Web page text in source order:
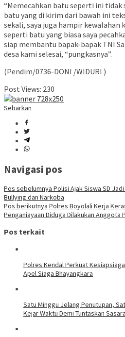
“Memecahkan batu seperti ini tidak
batu yang di kirim dari bawah ini
sekali, saya juga hampir kewalahan
seperti batu yang biasa saya
siap membantu bapak-bapak TNI
desa kami selesai, “pungkasnya”.
(Pendim/0736-DONI /WIDURI )
Post Views: 230
Sebarkan
Navigasi pos
Pos sebelumnya Polisi Ajak Siswa SD
Bullying dan Narkoba
Pos berikutnya Polres Boyolali Kerja
Penganiayaan Diduga Dilakukan Anggota
Pos terkait
Polres Kendal Perkuat
Apel Siaga Bhayangkara
Satu Minggu Jelang Penutupan,
Kejar Waktu Demi Tuntaskan